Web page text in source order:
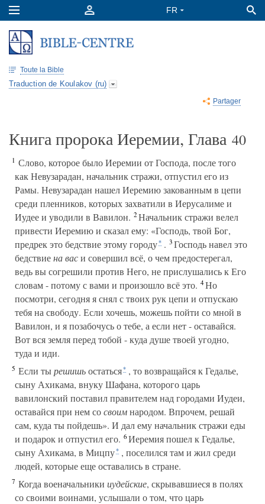
Toute la Bible
Traduction de Koulakov (ru)
Partager
Книга пророка Иеремии, Глава 40
1 Слово, которое было Иеремии от Господа, после того
как Невузарадан, начальник стражи, отпустил его из
Рамы. Невузарадан нашел Иеремию закованным в цепи
среди пленников, которых захватили в Иерусалиме и
Иудее и уводили в Вавилон. 2Начальник стражи велел
привести Иеремию и сказал ему: «Господь, твой Бог,
предрек это бедствие этому городу* . 3Господь навел это
бедствиена васи совершил всё, о чем предостерегал,
ведь вы согрешили против Него, не прислушались к Его
словам - потому с вами и произошло всё это. 4Но
посмотри, сегодня я снял с твоих рук цепи и отпускаю
тебя на свободу. Если хочешь, можешь пойти со мной в
Вавилон, и я позабочусь о тебе, а если нет - оставайся.
Вот вся земля перед тобой - куда душе твоей угодно,
туда и иди.
5 Если тырешишьостаться* , то возвращайся к Гедалье,
сыну Ахикама, внуку Шафана, которого царь
вавилонский поставил правителем над городами Иудеи,
оставайся при нем сосвоимнародом. Впрочем, решай
сам, куда ты пойдешь». И дал ему начальник стражи еды
и подарок и отпустил его. 6Иеремия пошел к Гедалье,
сыну Ахикама, в Мицпу* , поселился там и жил среди
людей, которые еще оставались в стране.
7 Когда военачальники иудейские, скрывавшиеся в полях
со своими воинами, услышали о том, что царь